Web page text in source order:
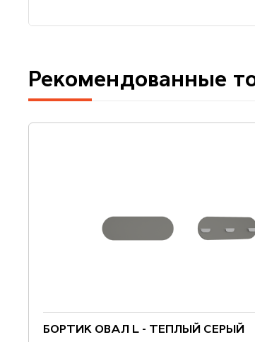
Рекомендованные
БОРТИК ОВАЛ L - ТЕПЛЫЙ СЕРЫЙ